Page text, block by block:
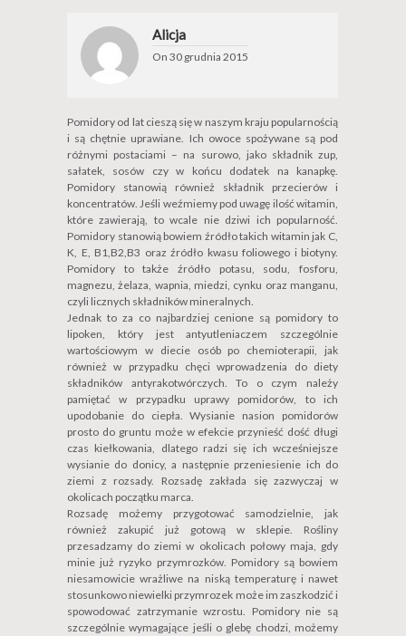
Alicja
On 30 grudnia 2015
Pomidory od lat cieszą się w naszym kraju popularnością
i są chętnie uprawiane. Ich owoce spożywane są pod
różnymi postaciami – na surowo, jako składnik zup,
sałatek, sosów czy w końcu dodatek na kanapkę.
Pomidory stanowią również składnik przecierów i
koncentratów. Jeśli weźmiemy pod uwagę ilość witamin,
które zawierają, to wcale nie dziwi ich popularność.
Pomidory stanowią bowiem źródło takich witamin jak C,
K, E, B1,B2,B3 oraz źródło kwasu foliowego i biotyny.
Pomidory to także źródło potasu, sodu, fosforu,
magnezu, żelaza, wapnia, miedzi, cynku oraz manganu,
czyli licznych składników mineralnych.
Jednak to za co najbardziej cenione są pomidory to
lipoken, który jest antyutleniaczem szczególnie
wartościowym w diecie osób po chemioterapii, jak
również w przypadku chęci wprowadzenia do diety
składników antyrakotwórczych. To o czym należy
pamiętać w przypadku uprawy pomidorów, to ich
upodobanie do ciepła. Wysianie nasion pomidorów
prosto do gruntu może w efekcie przynieść dość długi
czas kiełkowania, dlatego radzi się ich wcześniejsze
wysianie do donicy, a następnie przeniesienie ich do
ziemi z rozsady. Rozsadę zakłada się zazwyczaj w
okolicach początku marca.
Rozsadę możemy przygotować samodzielnie, jak
również zakupić już gotową w sklepie. Rośliny
przesadzamy do ziemi w okolicach połowy maja, gdy
minie już ryzyko przymrozków. Pomidory są bowiem
niesamowicie wrażliwe na niską temperaturę i nawet
stosunkowo niewielki przymrozek może im zaszkodzić i
spowodować zatrzymanie wzrostu. Pomidory nie są
szczególnie wymagające jeśli o glebę chodzi, możemy